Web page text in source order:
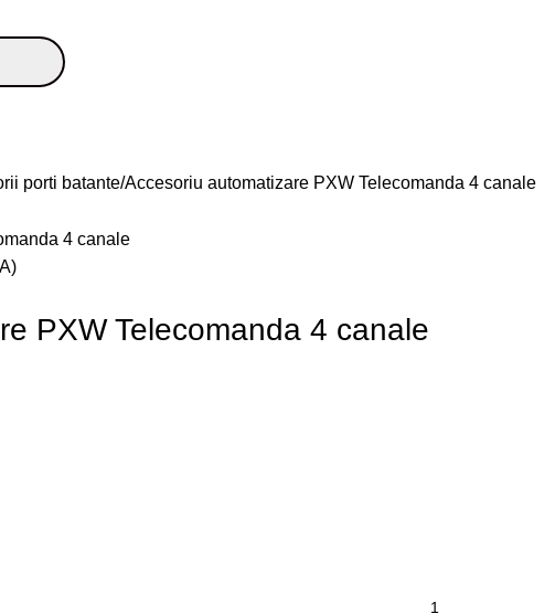
porti batante Accesoriu automatizare PXW Telecomanda 4 canale
PXW Telecomanda 4 canale